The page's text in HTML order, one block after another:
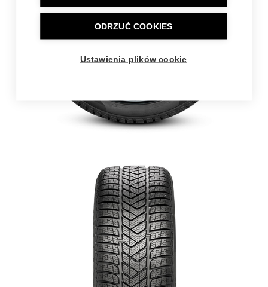
ODRZUĆ COOKIES
Ustawienia plików cookie